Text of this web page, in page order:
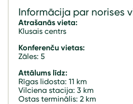
Informācija par norises
Atrašanās vieta:
Klusais centrs
Konferenču vietas:
Zāles: 5
Attālums līdz:
Rīgas lidosta: 11 km
Vilciena stacija: 3 km
Ostas terminālis: 2 km